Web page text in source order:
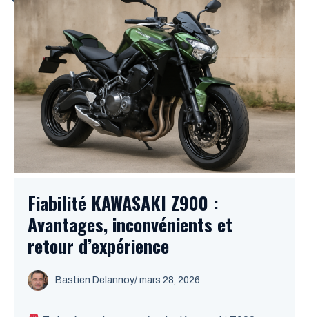
Fiabilité KAWASAKI Z900 :
Avantages, inconvénients et
retour d’expérience
Bastien Delannoy/ mars 28, 2026